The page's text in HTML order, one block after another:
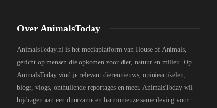
Over AnimalsToday
AnimalsToday.nl is het mediaplatform van House of Animals,
gericht op mensen die opkomen voor dier, natuur en milieu. Op
AnimalsToday vind je relevant dierennieuws, opinieartikelen,
blogs, vlogs, onthullende reportages en meer. AnimalsToday wil
bijdragen aan een duurzame en harmonieuze samenleving voor